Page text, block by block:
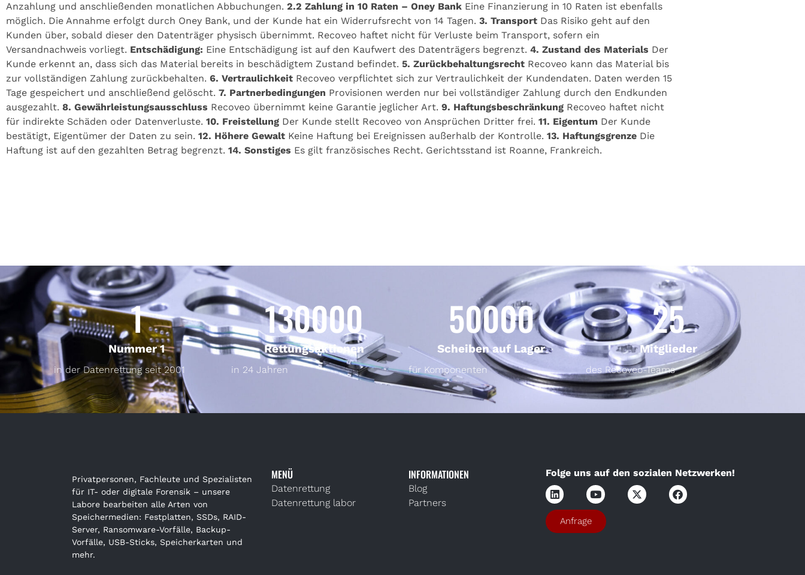
Anzahlung und anschließenden monatlichen Abbuchungen. 2.2 Zahlung in 10 Raten – Oney Bank Eine Finanzierung in 10 Raten ist ebenfalls
möglich. Die Annahme erfolgt durch Oney Bank, und der Kunde hat ein Widerrufsrecht von 14 Tagen. 3. Transport Das Risiko geht auf den
Kunden über, sobald dieser den Datenträger physisch übernimmt. Recoveo haftet nicht für Verluste beim Transport, sofern ein
Versandnachweis vorliegt. Entschädigung: Eine Entschädigung ist auf den Kaufwert des Datenträgers begrenzt. 4. Zustand des Materials Der
Kunde erkennt an, dass sich das Material bereits in beschädigtem Zustand befindet. 5. Zurückbehaltungsrecht Recoveo kann das Material bis
zur vollständigen Zahlung zurückbehalten. 6. Vertraulichkeit Recoveo verpflichtet sich zur Vertraulichkeit der Kundendaten. Daten werden 15
Tage gespeichert und anschließend gelöscht. 7. Partnerbedingungen Provisionen werden nur bei vollständiger Zahlung durch den Endkunden
ausgezahlt. 8. Gewährleistungsausschluss Recoveo übernimmt keine Garantie jeglicher Art. 9. Haftungsbeschränkung Recoveo haftet nicht
für indirekte Schäden oder Datenverluste. 10. Freistellung Der Kunde stellt Recoveo von Ansprüchen Dritter frei. 11. Eigentum Der Kunde
bestätigt, Eigentümer der Daten zu sein. 12. Höhere Gewalt Keine Haftung bei Ereignissen außerhalb der Kontrolle. 13. Haftungsgrenze Die
Haftung ist auf den gezahlten Betrag begrenzt. 14. Sonstiges Es gilt französisches Recht. Gerichtsstand ist Roanne, Frankreich.
Nummer 1
1
in der Datenrettung seit 2001
Rettungsaktionen
130000
in 24 Jahren
Scheiben auf Lager
50000
für Komponenten
Mitglieder
25
des Recoveo-Teams
Privatpersonen, Fachleute und Spezialisten
für IT- oder digitale Forensik – unsere
Labore bearbeiten alle Arten von
Speichermedien: Festplatten, SSDs, RAID-
Server, Ransomware-Vorfälle, Backup-
Vorfälle, USB-Sticks, Speicherkarten und
mehr.
MENÜ
Datenrettung
Datenrettung labor
INFORMATIONEN
Blog
Partners
Folge uns auf den sozialen Netzwerken!
Anfrage